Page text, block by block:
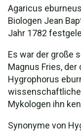
Agaricus
Biologen Jean
Jahr 1782
Es war der große
Magnus Fries,
Hygrophorus
Mykologen ihn
Synonyme von